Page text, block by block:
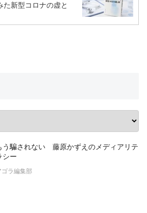
た新型コロナの虚と
う騙されない 藤原かずえのメディアリテ
シー
ゴラ編集部